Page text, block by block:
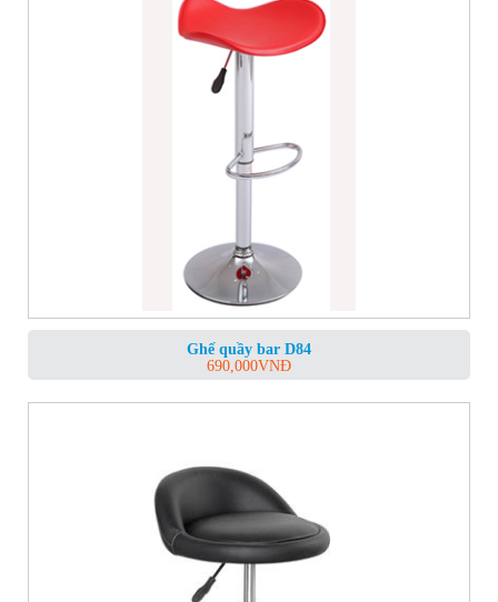
Ghế quầy bar D84
690,000VNĐ